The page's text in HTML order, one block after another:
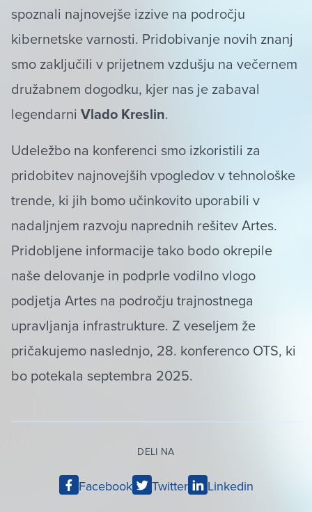
spoznali najnovejše izzive na področju
kibernetske varnosti. Pridobivanje novih znanj
smo zaključili v prijetnem vzdušju na večernem
družabnem dogodku, kjer nas je zabaval
legendarni Vlado Kreslin.
Udeležbo na konferenci smo izkoristili za
pridobitev najnovejših vpogledov v tehnološke
trende, ki jih bomo učinkovito uporabili v
nadaljnjem razvoju naprednih rešitev Artes.
Pridobljene informacije tako bodo okrepile
naše delovanje in podprle vodilno vlogo
podjetja Artes na področju trajnostnega
upravljanja infrastrukture. Z veseljem že
pričakujemo naslednjo, 28. konferenco OTS, ki
bo potekala septembra 2025​.
DELI NA
Facebook Twitter Linkedin